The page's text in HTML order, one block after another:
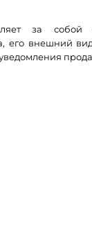
за собой
его внешний